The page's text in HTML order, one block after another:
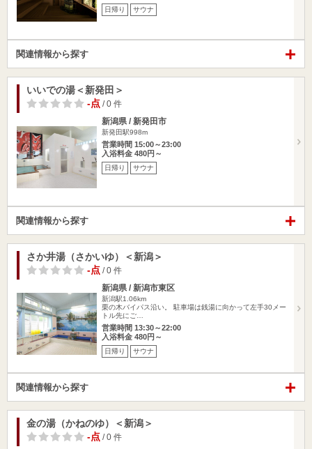
日帰り サウナ
関連情報から探す
いいでの湯＜新発田＞
-点 / 0 件
新潟県 / 新発田市
新発田駅998m
営業時間 15:00～23:00
入浴料金 480円～
日帰り サウナ
関連情報から探す
さか井湯（さかいゆ）＜新潟＞
-点 / 0 件
新潟県 / 新潟市東区
新潟駅1.06km
栗の木バイパス沿い。 駐車場は銭湯に向かって左手30メー
トル先にご…
営業時間 13:30～22:00
入浴料金 480円～
日帰り サウナ
関連情報から探す
金の湯（かねのゆ）＜新潟＞
-点 / 0 件